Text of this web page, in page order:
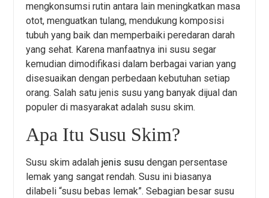
mengkonsumsi rutin antara lain meningkatkan masa
otot, menguatkan tulang, mendukung komposisi
tubuh yang baik dan memperbaiki peredaran darah
yang sehat. Karena manfaatnya ini susu segar
kemudian dimodifikasi dalam berbagai varian yang
disesuaikan dengan perbedaan kebutuhan setiap
orang. Salah satu jenis susu yang banyak dijual dan
populer di masyarakat adalah susu skim.
Apa Itu Susu Skim?
Susu skim adalahjenis susu dengan persentase
lemak yang sangat rendah. Susu ini biasanya
dilabeli “susu bebas lemak”. Sebagian besar susu